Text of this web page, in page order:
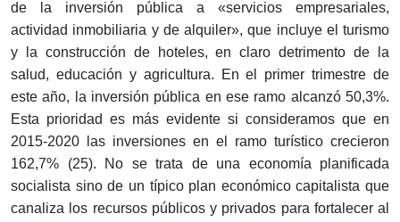
de la inversión pública a «servicios empresariales,
actividad inmobiliaria y de alquiler», que incluye el turismo
y la construcción de hoteles, en claro detrimento de la
salud, educación y agricultura. En el primer trimestre de
este año, la inversión pública en ese ramo alcanzó 50,3%.
Esta prioridad es más evidente si consideramos que en
2015-2020 las inversiones en el ramo turístico crecieron
162,7% (25). No se trata de una economía planificada
socialista sino de un típico plan económico capitalista que
canaliza los recursos públicos y privados para fortalecer al